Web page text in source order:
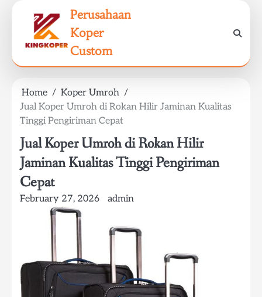
Perusahaan
Koper
Custom
Home
Koper Umroh
Jual Koper Umroh di Rokan Hilir Jaminan Kualitas
Tinggi Pengiriman Cepat
Jual Koper Umroh di Rokan Hilir
Jaminan Kualitas Tinggi Pengiriman
Cepat
February 27, 2026 admin